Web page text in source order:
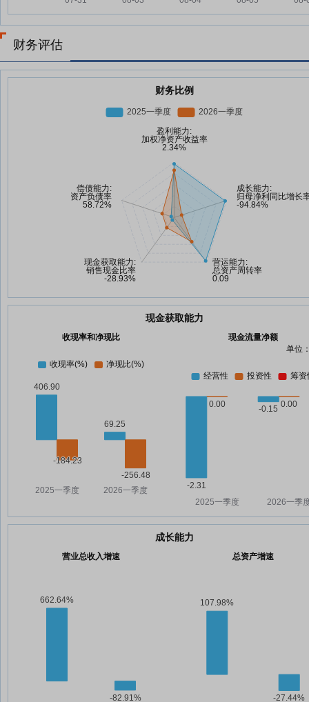
财务评估
财务比例
现金获取能力
收现率和净现比
现金流量净额
单位
成长能力
营业总收入增速 总资产增速